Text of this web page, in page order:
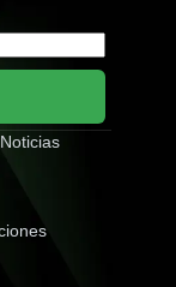
Noticias